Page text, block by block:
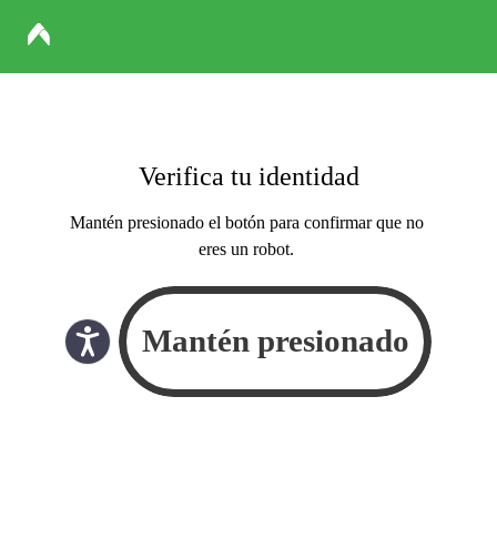
Verifica tu identidad
Mantén presionado el botón para confirmar que no
eres un robot.